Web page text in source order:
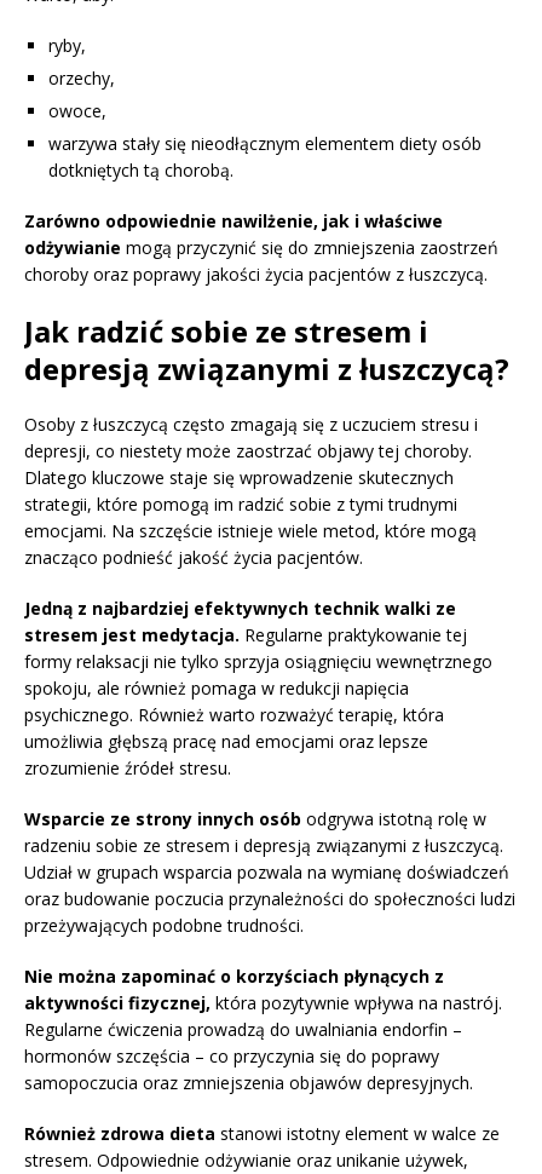
ryby,
orzechy,
owoce,
warzywa stały się nieodłącznym elementem diety osób
dotkniętych tą chorobą.
Zarówno odpowiednie nawilżenie, jak i właściwe
odżywianie mogą przyczynić się do zmniejszenia zaostrzeń
choroby oraz poprawy jakości życia pacjentów z łuszczycą.
Jak radzić sobie ze stresem i
depresją związanymi z łuszczycą?
Osoby z łuszczycą często zmagają się z uczuciem stresu i
depresji, co niestety może zaostrzać objawy tej choroby.
Dlatego kluczowe staje się wprowadzenie skutecznych
strategii, które pomogą im radzić sobie z tymi trudnymi
emocjami. Na szczęście istnieje wiele metod, które mogą
znacząco podnieść jakość życia pacjentów.
Jedną z najbardziej efektywnych technik walki ze
stresem jest medytacja. Regularne praktykowanie tej
formy relaksacji nie tylko sprzyja osiągnięciu wewnętrznego
spokoju, ale również pomaga w redukcji napięcia
psychicznego. Również warto rozważyć terapię, która
umożliwia głębszą pracę nad emocjami oraz lepsze
zrozumienie źródeł stresu.
Wsparcie ze strony innych osób odgrywa istotną rolę w
radzeniu sobie ze stresem i depresją związanymi z łuszczycą.
Udział w grupach wsparcia pozwala na wymianę doświadczeń
oraz budowanie poczucia przynależności do społeczności ludzi
przeżywających podobne trudności.
Nie można zapominać o korzyściach płynących z
aktywności fizycznej, która pozytywnie wpływa na nastrój.
Regularne ćwiczenia prowadzą do uwalniania endorfin –
hormonów szczęścia – co przyczynia się do poprawy
samopoczucia oraz zmniejszenia objawów depresyjnych.
Również zdrowa dieta stanowi istotny element w walce ze
stresem. Odpowiednie odżywianie oraz unikanie używek,